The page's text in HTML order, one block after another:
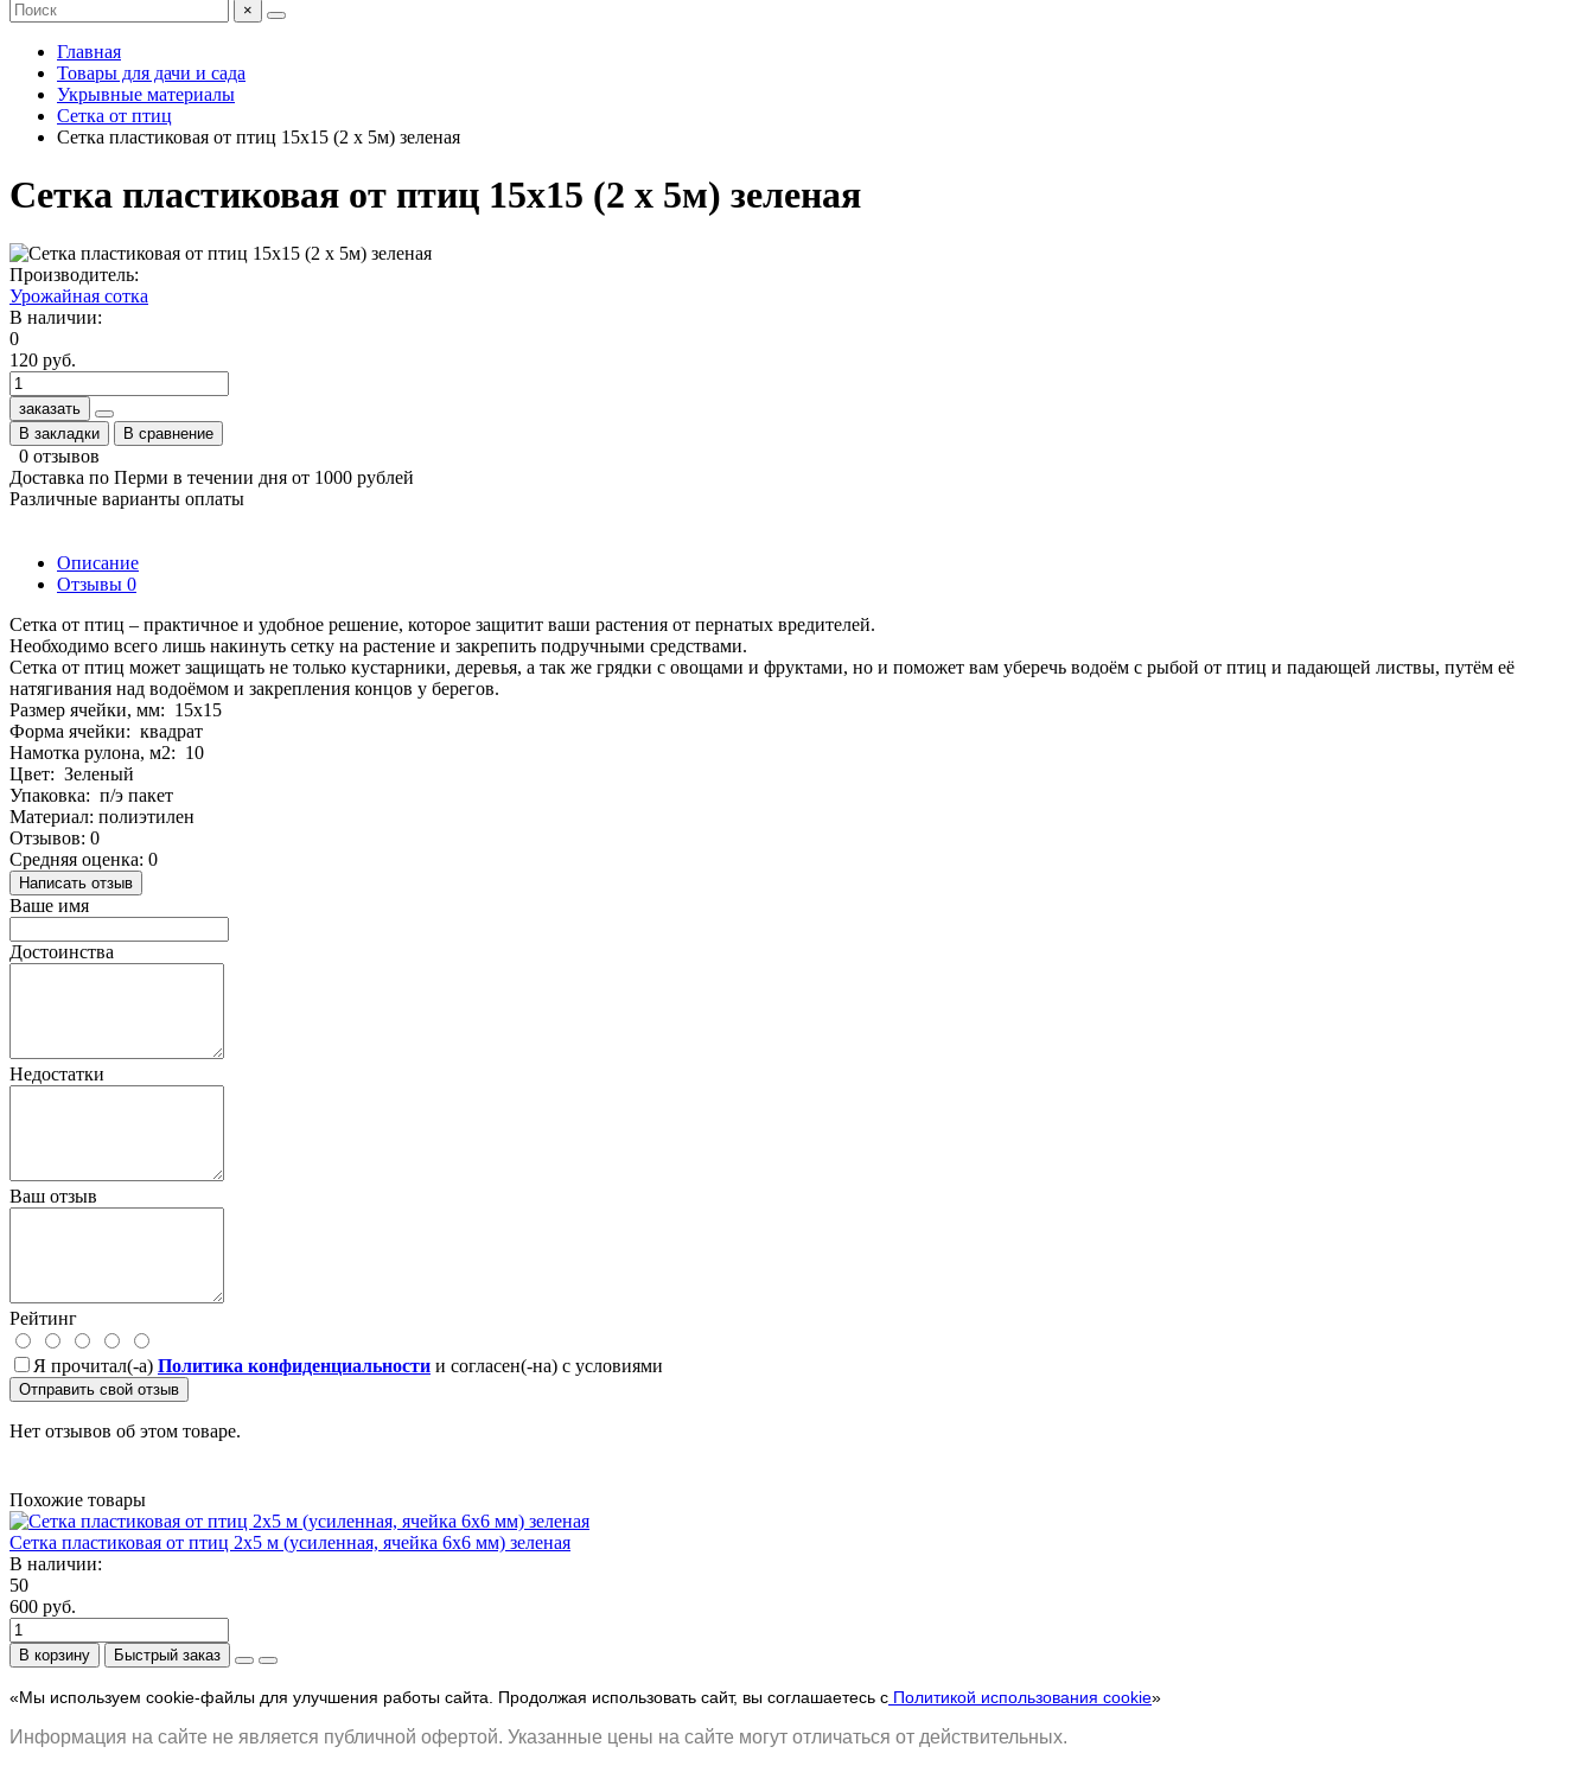
×
Главная
Товары для дачи и сада
Укрывные материалы
Сетка от птиц
Сетка пластиковая от птиц 15х15 (2 х 5м) зеленая
Сетка пластиковая от птиц 15х15 (2 х 5м) зеленая
Производитель:
Урожайная сотка
В наличии:
0
120 руб.
заказать
В закладки
В сравнение
0 отзывов
Доставка по Перми в течении дня от 1000 рублей
Различные варианты оплаты
Описание
Отзывы 0
Сетка от птиц – практичное и удобное решение, которое защитит ваши растения от пернатых вредителей.
Необходимо всего лишь накинуть сетку на растение и закрепить подручными средствами.
Сетка от птиц может защищать не только кустарники, деревья, а так же грядки с овощами и фруктами, но и поможет вам уберечь водоём с рыбой от птиц и падающей листвы, путём её
натягивания над водоёмом и закрепления концов у берегов.
Размер ячейки, мм: 15х15
Форма ячейки: квадрат
Намотка рулона, м2: 10
Цвет: Зеленый
Упаковка: п/э пакет
Материал: полиэтилен
Отзывов: 0
Средняя оценка: 0
Написать отзыв
Ваше имя
Достоинства
Недостатки
Ваш отзыв
Рейтинг
Я прочитал(-а) Политика конфиденциальности и согласен(-на) с условиями
Отправить свой отзыв
Нет отзывов об этом товаре.
Похожие товары
Сетка пластиковая от птиц 2х5 м (усиленная, ячейка 6х6 мм) зеленая
В наличии:
50
600 руб.
В корзину Быстрый заказ
«Мы используем cookie-файлы для улучшения работы сайта. Продолжая использовать сайт, вы соглашаетесь с Политикой использования cookie»
Информация на сайте не является публичной офертой. Указанные цены на сайте могут отличаться от действительных.